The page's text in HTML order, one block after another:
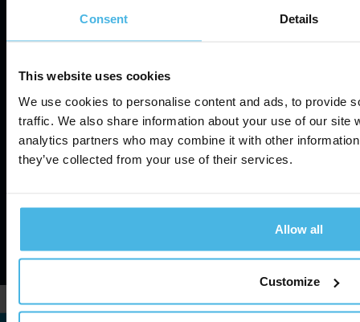
Consent Details
This website uses cookies
We use cookies to personalise content and ads, to provide
traffic. We also share information about your use of our site
analytics partners who may combine it with other
they’ve collected from your use of their services.
Allow all
Customize
Neem contact op
Informatiebeveiliging
Servicevoorwaarden
taxichauffeur. Alle rechten voorbehouden.
Website van Zuid.com